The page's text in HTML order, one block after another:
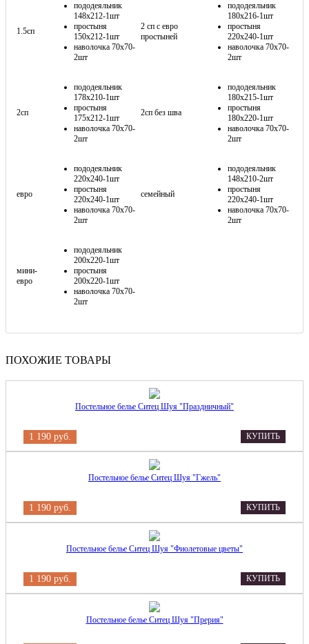
1.5сп
пододеяльник
148х212-1шт
простыня
150х212-1шт
наволочка 70х70-
2шт
2 сп с евро
простыней
пододеяльник
180х216-1шт
простыня
220х240-1шт
наволочка 70х70-
2шт
2сп
пододеяльник
178х210-1шт
простыня
175х212-1шт
наволочка 70х70-
2шт
2сп без шва
пододеяльник
180х215-1шт
простыня
180х220-1шт
наволочка 70х70-
2шт
евро
пододеяльник
220х240-1шт
простыня
220х240-1шт
наволочка 70х70-
2шт
семейный
пододеяльник
148х210-2шт
простыня
220х240-1шт
наволочка 70х70-
2шт
мини-
евро
пододеяльник
200х220-1шт
простыня
200х220-1шт
наволочка 70х70-
2шт
ПОХОЖИЕ ТОВАРЫ
Постельное белье Ситец Шуя "Праздничный"
1 190 руб. КУПИТЬ
Постельное белье Ситец Шуя "Гжель"
1 190 руб. КУПИТЬ
Постельное белье Ситец Шуя "Фиолетовые цветы"
1 190 руб. КУПИТЬ
Постельное белье Ситец Шуя "Прерия"